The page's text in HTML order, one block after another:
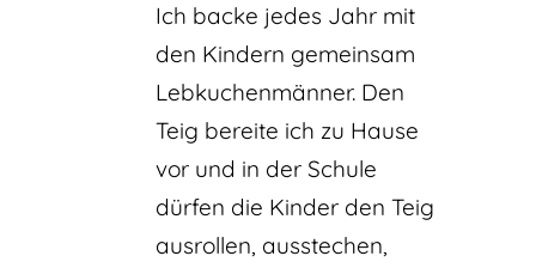
Ich backe jedes Jahr mit
den Kindern gemeinsam
Lebkuchenmänner. Den
Teig bereite ich zu Hause
vor und in der Schule
dürfen die Kinder den Teig
ausrollen, ausstechen,